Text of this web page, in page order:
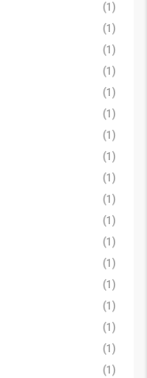
(1)
(1)
(1)
(1)
(1)
(1)
(1)
(1)
(1)
(1)
(1)
(1)
(1)
(1)
(1)
(1)
(1)
(1)